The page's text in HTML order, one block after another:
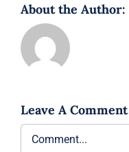
About the Author:
Leave A Comment
Comment